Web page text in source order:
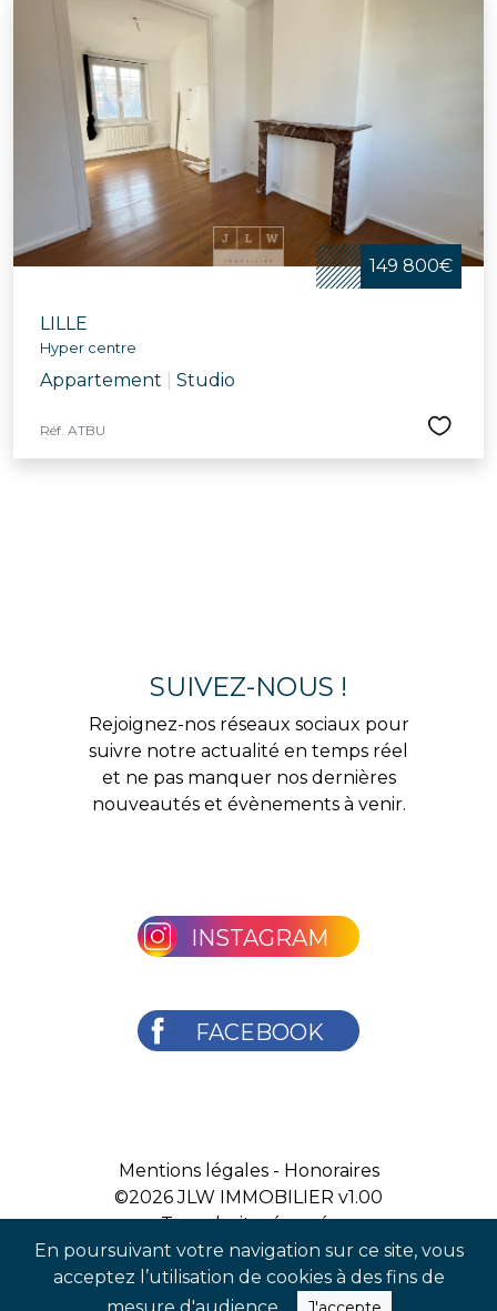
En poursuivant votre navigation sur ce site, vous
acceptez l’utilisation de cookies à des fins de
149 800€
LILLE
Hyper centre
Appartement Studio
Réf. ATBU
SUIVEZ-NOUS !
Rejoignez-nos réseaux sociaux pour
suivre notre actualité en temps réel
et ne pas manquer nos dernières
nouveautés et évènements à venir.
INSTAGRAM
FACEBOOK
Mentions légales- Honoraires
©2026JLW IMMOBILIER v1.00
Tous droits réservés